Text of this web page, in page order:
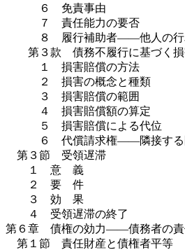
６ 免責事由
７ 責任能力の要否
８ 履行補助者――他人の行為
第３款 債務不履行に基づく損
１ 損害賠償の方法
２ 損害の概念と種類
３ 損害賠償の範囲
４ 損害賠償額の算定
５ 損害賠償による代位
６ 代償請求権――隣接する
第３節 受領遅滞
１ 意 義
２ 要 件
３ 効 果
４ 受領遅滞の終了
第６章 債権の効力――債務者の責
第１節 責任財産と債権者平等